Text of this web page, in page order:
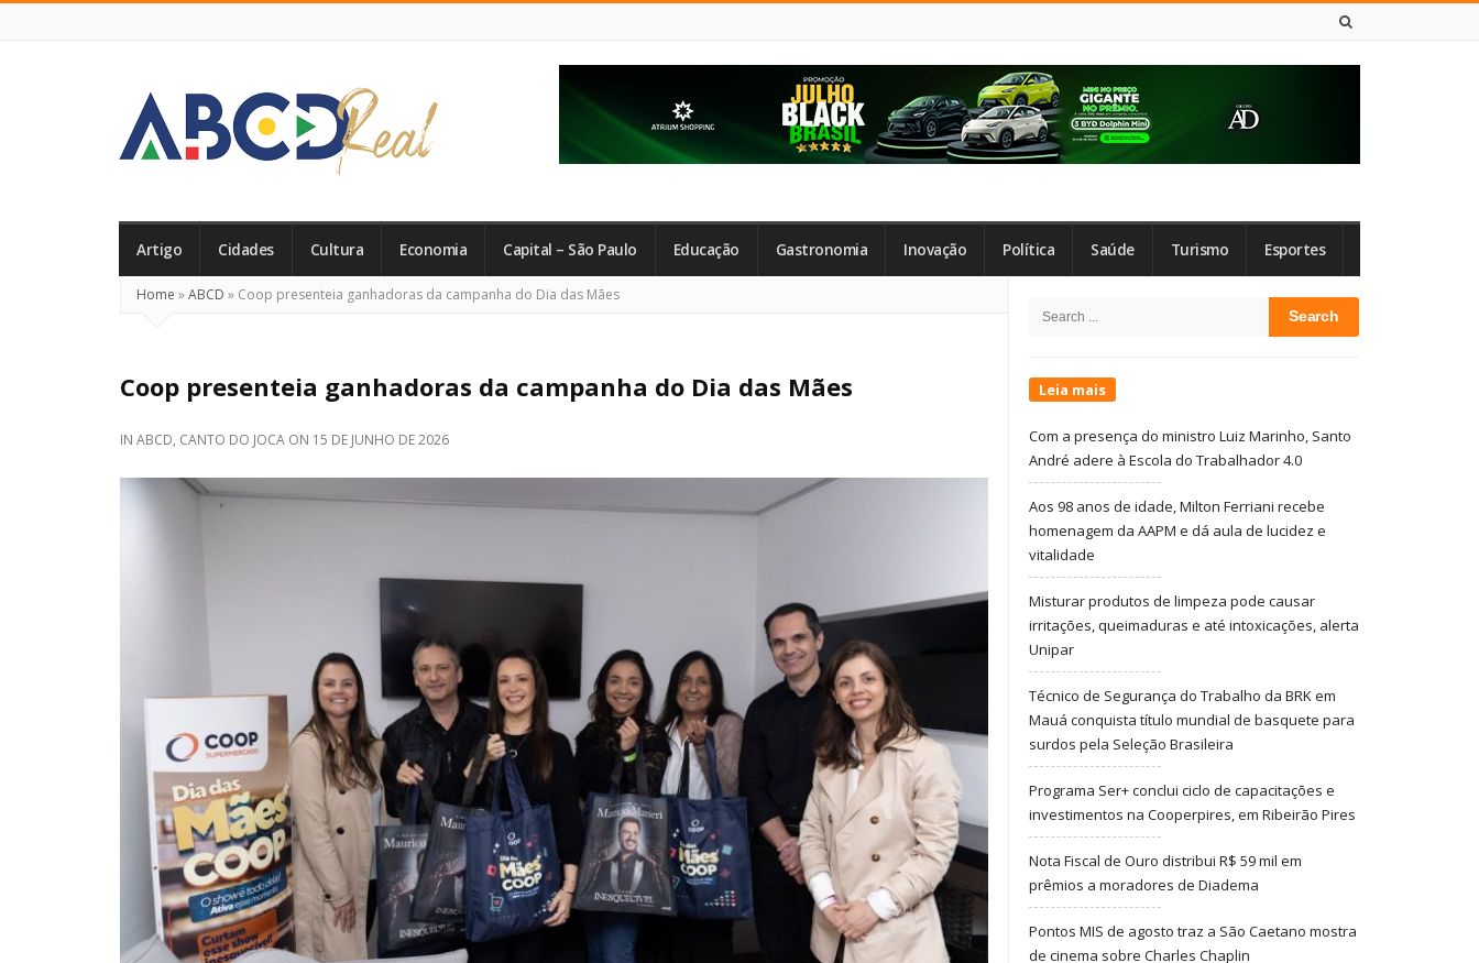
Real
Artigo Cidades Cultura Economia Capital – São Paulo Educação Gastronomia Inovação Política Saúde Turismo Esportes
Home »ABCD » Coop presenteia ganhadoras da campanha do Dia das Mães
Coop presenteia ganhadoras da campanha do Dia das Mães
IN ABCD, CANTO DO JOCA ON 15 DE JUNHO DE 2026
Sidebar
Search
Leia mais
Com a presença do ministro Luiz Marinho, Santo
André adere à Escola do Trabalhador 4.0
Aos 98 anos de idade, Milton Ferriani recebe
homenagem da AAPM e dá aula de lucidez e
vitalidade
Misturar produtos de limpeza pode causar
irritações, queimaduras e até intoxicações, alerta
Unipar
Técnico de Segurança do Trabalho da BRK em
Mauá conquista título mundial de basquete para
surdos pela Seleção Brasileira
Programa Ser+ conclui ciclo de capacitações e
investimentos na Cooperpires, em Ribeirão Pires
Nota Fiscal de Ouro distribui R$ 59 mil em
prêmios a moradores de Diadema
Pontos MIS de agosto traz a São Caetano mostra
de cinema sobre Charles Chaplin